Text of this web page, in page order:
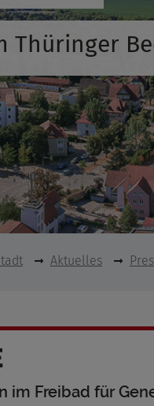
Thüringer
Aktuelles
im Freibad für